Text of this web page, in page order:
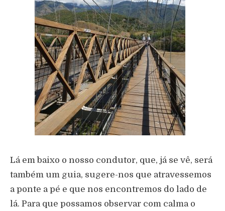
Lá em baixo o nosso condutor, que, já se vê, será
também um guia, sugere-nos que atravessemos
a ponte a pé e que nos encontremos do lado de
lá. Para que possamos observar com calma o